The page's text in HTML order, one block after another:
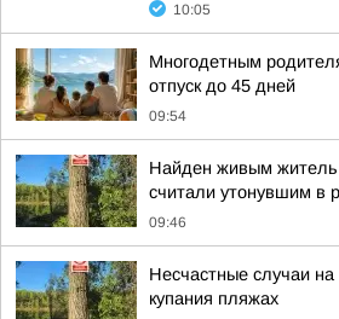
10:05
Многодетным
отпуск до 45 дней
09:54
Найден живым житель
считали утонувшим в
09:46
Несчастные случаи
купания пляжах